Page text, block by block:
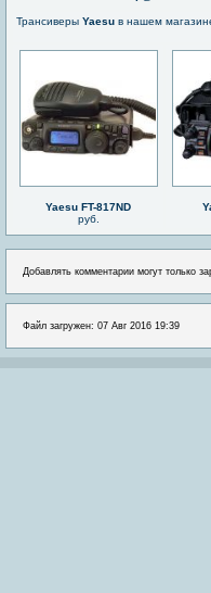
Трансиверы Yaesu в нашем
Yaesu FT-817ND
руб.
Добавлять комментарии могут только
Файл загружен: 07 Авг 2016 19:39